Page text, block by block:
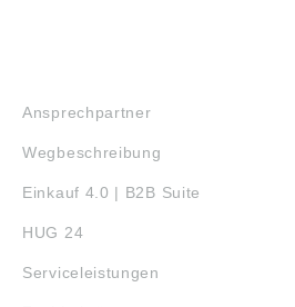
Ansprechpartner
Wegbeschreibung
Einkauf 4.0 | B2B Suite
HUG 24
Serviceleistungen